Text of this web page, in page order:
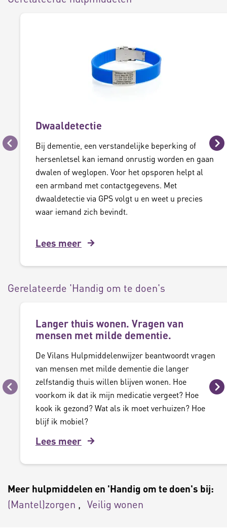
Vorige
Dwaaldetectie
Bij dementie, een verstandelijke beperking of
hersenletsel kan iemand onrustig worden en gaan
dwalen of weglopen. Voor het opsporen helpt al
een armband met contactgegevens. Met
dwaaldetectie via GPS volgt u en weet u precies
waar iemand zich bevindt.
Lees meer
Gerelateerde 'Handig om te doen's
Vorige
Langer thuis wonen. Vragen van
mensen met milde dementie.
De Vilans Hulpmiddelenwijzer beantwoordt vragen
van mensen met milde dementie die langer
zelfstandig thuis willen blijven wonen. Hoe
voorkom ik dat ik mijn medicatie vergeet? Hoe
kook ik gezond? Wat als ik moet verhuizen? Hoe
blijf ik mobiel?
Lees meer
Meer hulpmiddelen en 'Handig om te doen's bij:
(Mantel)zorgen Veilig wonen